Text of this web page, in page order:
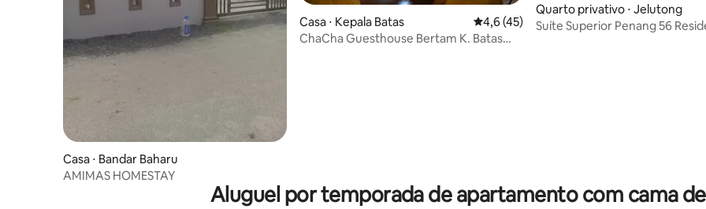
Casa ⋅ Bandar Baharu
AMIMAS HOMESTAY
Casa ⋅ Kepala Batas 4,6 de uma avaliação média de 5, 45
4,6 (45)
ChaCha Guesthouse Bertam K. Batas
Quarto privativo ⋅ Jelutong
Suíte Superior Penang 56
Aluguel por temporada de apartamento com cama